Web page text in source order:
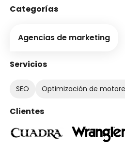
Categorías
Agencias de marketing
Servicios
SEO Optimización de
Clientes